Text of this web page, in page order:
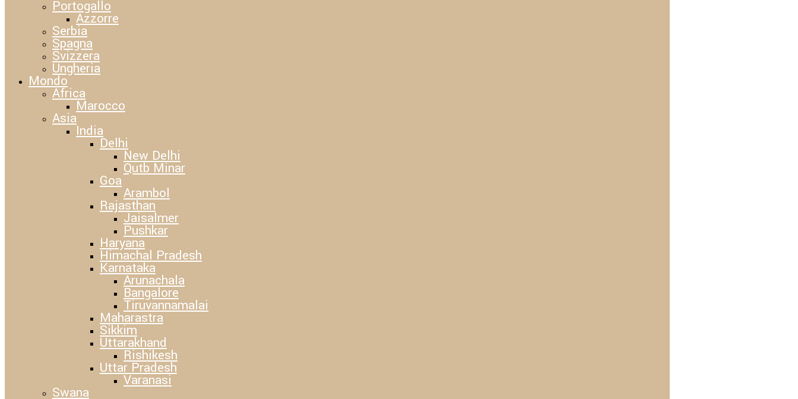
Portogallo
Azzorre
Serbia
Spagna
Svizzera
Ungheria
Mondo
Africa
Marocco
Asia
India
Delhi
New Delhi
Qutb Minar
Goa
Arambol
Rajasthan
Jaisalmer
Pushkar
Haryana
Himachal Pradesh
Karnataka
Arunachala
Bangalore
Tiruvannamalai
Maharastra
Sikkim
Uttarakhand
Rishikesh
Uttar Pradesh
Varanasi
Swana